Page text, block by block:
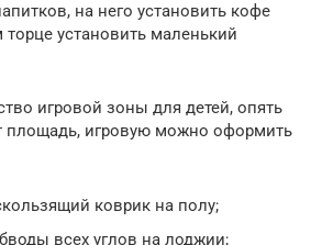
на него установить кофе
установить маленький
игровой зоны для детей, опять
площадь, игровую можно оформить
коврик на полу;
всех углов на лоджии;